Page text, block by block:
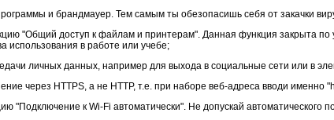
и брандмауер. Тем самым ты обезопасишь себя от закачки
"Общий доступ к файлам и принтерам". Данная функция закрыта по
использования в работе или учебе;
личных данных, например для выхода в социальные сети или в
через HTTPS, а не HTTP, т.е. при наборе веб-адреса вводи именно
"Подключение к Wi-Fi автоматически". Не допускай автоматического